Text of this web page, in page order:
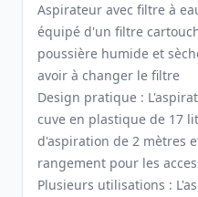
Aspirateur avec filtre à
équipé d'un filtre
poussière humide et
avoir à changer le filtre
Design pratique :
cuve en plastique de 17
d'aspiration de 2 mètres
rangement pour les
Plusieurs utilisations :